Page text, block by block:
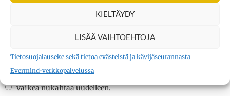
KIELTÄYDY
LISÄÄ VAIHTOEHTOJA
Tietosuojalauseke sekä tietoa evästeistä ja kävijäseurannasta
Evermind-verkkopalvelussa
Herään aamuisin väsyneempänä kuin ennen.
Herään 1-2 tuntia tavallista aikaisemmin ja minun on
vaikea nukahtaa uudelleen.